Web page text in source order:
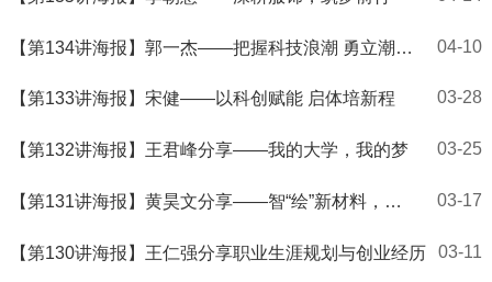
【第134讲海报】郭一杰——把握科技浪潮 勇立潮头
04-10
【第133讲海报】宋健——以科创赋能 启体培新程 03-28
【第132讲海报】王君峰分享——我的大学，我的梦 03-25
【第131讲海报】黄昊文分享——智“绘”新材料，
03-17
【第130讲海报】王仁强分享职业生涯规划与创业经历 03-11